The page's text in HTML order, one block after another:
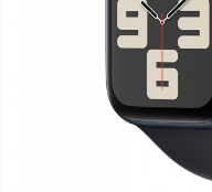
Smartphone IPhone